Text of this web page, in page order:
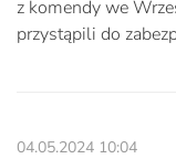
z komendy we
przystąpili do
04.05.2024 10:04